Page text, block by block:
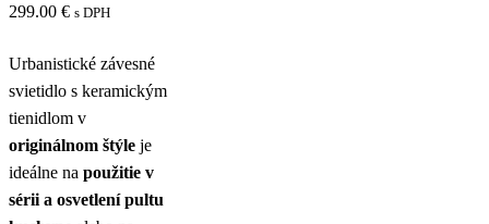
299.00 € s DPH
Urbanistické závesné
svietidlo s keramickým
tienidlom v
originálnom štýle je
ideálne na použitie v
sérii a osvetlení pultu